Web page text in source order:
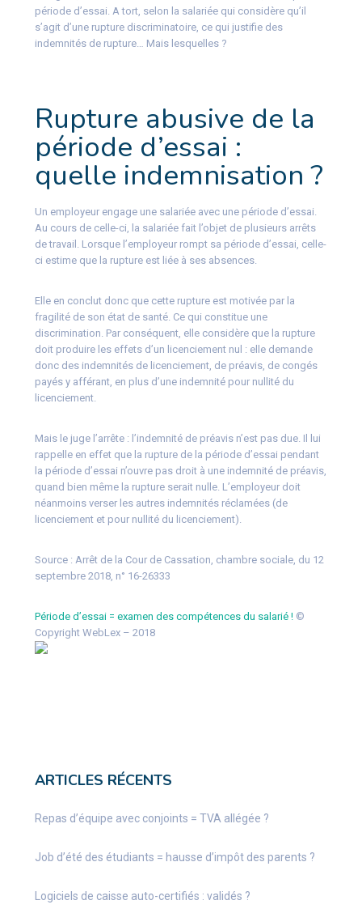
période d’essai. A tort, selon la salariée qui considère qu’il
s’agit d’une rupture discriminatoire, ce qui justifie des
indemnités de rupture… Mais lesquelles ?
Rupture abusive de la
période d’essai :
quelle indemnisation ?
Un employeur engage une salariée avec une période d’essai.
Au cours de celle-ci, la salariée fait l’objet de plusieurs arrêts
de travail. Lorsque l’employeur rompt sa période d’essai, celle-
ci estime que la rupture est liée à ses absences.
Elle en conclut donc que cette rupture est motivée par la
fragilité de son état de santé. Ce qui constitue une
discrimination. Par conséquent, elle considère que la rupture
doit produire les effets d’un licenciement nul : elle demande
donc des indemnités de licenciement, de préavis, de congés
payés y afférant, en plus d’une indemnité pour nullité du
licenciement.
Mais le juge l’arrête : l’indemnité de préavis n’est pas due. Il lui
rappelle en effet que la rupture de la période d’essai pendant
la période d’essai n’ouvre pas droit à une indemnité de préavis,
quand bien même la rupture serait nulle. L’employeur doit
néanmoins verser les autres indemnités réclamées (de
licenciement et pour nullité du licenciement).
Source : Arrêt de la Cour de Cassation, chambre sociale, du 12
septembre 2018, n° 16-26333
Période d’essai = examen des compétences du salarié ! ©
Copyright WebLex – 2018
ARTICLES RÉCENTS
Repas d’équipe avec conjoints = TVA allégée ?
Job d’été des étudiants = hausse d’impôt des parents ?
Logiciels de caisse auto-certifiés : validés ?